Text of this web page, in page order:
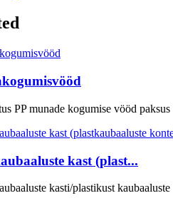
PP munade kogumise vööd
kast (plast...
kasti/plastikust